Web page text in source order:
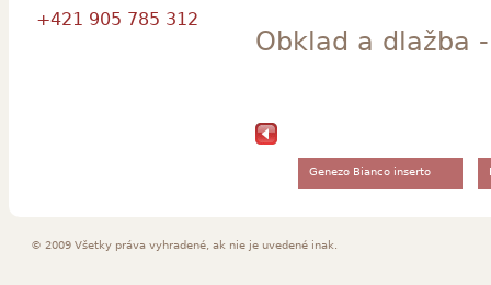
Obklad a dlažba
Genezo Bianco inserto
+421 905 785 312
© 2009 Všetky práva vyhradené, ak nie je uvedené inak.